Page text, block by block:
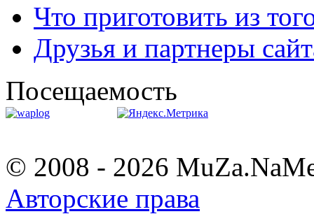
Что приготовить из
Друзья и партнеры
Посещаемость
© 2008 - 2026
Авторские права